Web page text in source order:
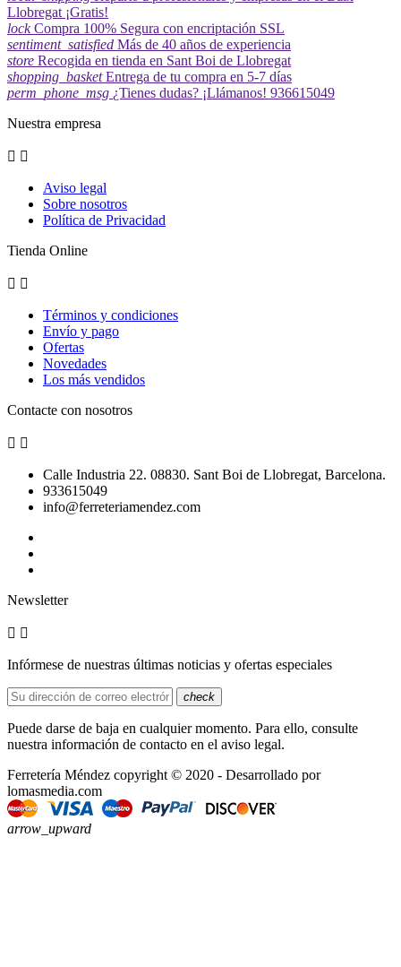
Llobregat ¡Gratis!
lock Compra 100% Segura con encriptación SSL
sentiment_satisfied Más de 40 años de experiencia
store Recogida en tienda en Sant Boi de Llobregat
shopping_basket Entrega de tu compra en 5-7 días
perm_phone_msg ¿Tienes dudas? ¡Llámanos! 936615049
Nuestra empresa
 
Aviso legal
Sobre nosotros
Política de Privacidad
Tienda Online
 
Términos y condiciones
Envío y pago
Ofertas
Novedades
Los más vendidos
Contacte con nosotros
 
Calle Industria 22. 08830. Sant Boi de Llobregat, Barcelona.
933615049
info@ferreteriamendez.com
Newsletter
 
Infórmese de nuestras últimas noticias y ofertas especiales
check
Puede darse de baja en cualquier momento. Para ello, consulte
nuestra información de contacto en el aviso legal.
Ferretería Méndez copyright © 2020 - Desarrollado por
lomasmedia.com
arrow_upward